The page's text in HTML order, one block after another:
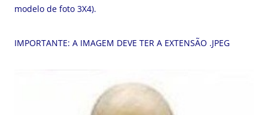
modelo de foto 3X4).
IMPORTANTE: A IMAGEM DEVE TER A EXTENSÃO .JPEG